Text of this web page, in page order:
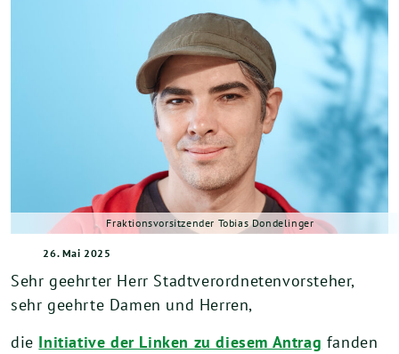
Fraktionsvorsitzender Tobias Dondelinger
26. Mai 2025
Sehr geehrter Herr Stadtverordnetenvorsteher,
sehr geehrte Damen und Herren,
die Initiative der Linken zu diesem Antrag fanden